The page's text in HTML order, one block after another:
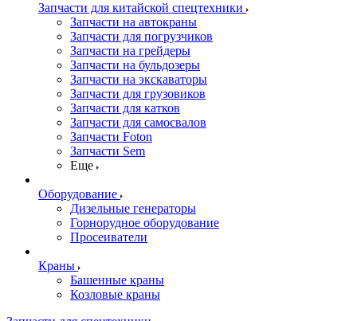
Запчасти для китайской спецтехники
Запчасти на автокраны
Запчасти для погрузчиков
Запчасти на грейдеры
Запчасти на бульдозеры
Запчасти на экскаваторы
Запчасти для грузовиков
Запчасти для катков
Запчасти для самосвалов
Запчасти Foton
Запчасти Sem
Еще
Оборудование
Дизельные генераторы
Горнорудное оборудование
Просеиватели
Краны
Башенные краны
Козловые краны